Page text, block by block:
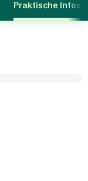
Praktische Infos